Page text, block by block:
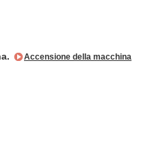
Accensione della macchina